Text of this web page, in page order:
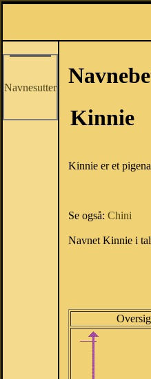
Navnesutter
Kinnie
Kinnie er et
Se også: Chini
Navnet Kinnie i